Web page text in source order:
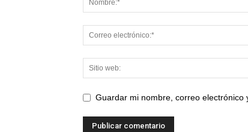
Guardar mi nombre, correo electrónico